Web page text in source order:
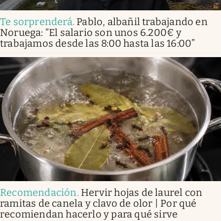
Te sorprenderá. Pablo, albañil trabajando en
Noruega: “El salario son unos 6.200€ y
trabajamos desde las 8:00 hasta las 16:00”
Recomendación. Hervir hojas de laurel con
ramitas de canela y clavo de olor | Por qué
recomiendan hacerlo y para qué sirve